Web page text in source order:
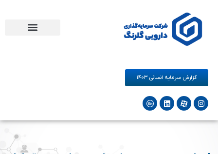
گزارش سرمایه انسانی ۱۴۰۳